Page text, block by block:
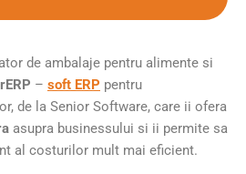
de ambalaje pentru alimente si
– soft ERP pentru
de la Senior Software, care ii ofera
asupra businessului si ii permite sa
al costurilor mult mai eficient.